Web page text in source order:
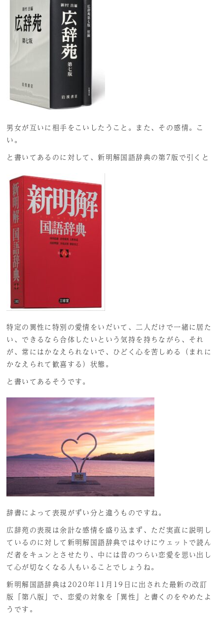
男女が互いに相手をこいしたうこと。また、その感情。こ
い。
と書いてあるのに対して、新明解国語辞典の第7版で引くと
特定の異性に特別の愛情をいだいて、二人だけで一緒に居た
い、できるなら合体したいという気持を持ちながら、それ
が、常にはかなえられないで、ひどく心を苦しめる（まれに
かなえられて歓喜する）状態。
と書いてあるそうです。
辞書によって表現がずい分と違うものですね。
広辞苑の表現は余計な感情を盛り込まず、ただ実直に説明し
ているのに対して新明解国語辞典ではやけにウェットで読ん
だ者をキュンとさせたり、中には昔のつらい恋愛を思い出し
て心が切なくなる人もいることでしょうね。
新明解国語辞典は2020年11月19日に出された最新の改訂
版「第八版」で、恋愛の対象を「異性」と書くのをやめたよ
うです。